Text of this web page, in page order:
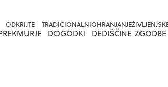
vsebino
navigacijo
ODKRIJTE TRADICIONALNI
DOGODKI
OHRANJANJE
DEDIŠČINE ZGODBE